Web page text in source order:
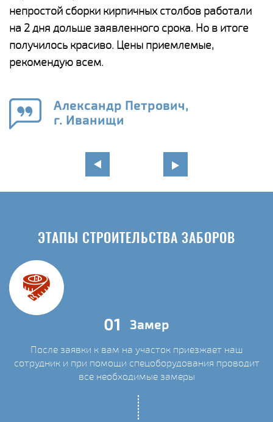
непростой сборки кирпичных столбов работали
на 2 дня дольше заявленного срока. Но в итоге
получилось красиво. Цены приемлемые,
рекомендую всем.
Александр Петрович,
г. Иванищи
ЭТАПЫ СТРОИТЕЛЬСТВА ЗАБОРОВ
01 Замер
После заявки к вам на участок приезжает наш
сотрудник и при помощи спецоборудования проводит
все необходимые замеры